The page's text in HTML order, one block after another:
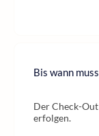
Bis wann
Der Check-
erfolgen.